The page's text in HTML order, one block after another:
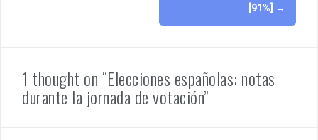
[91%]
→
1 thought on “Elecciones españolas: notas
durante la jornada de votación”